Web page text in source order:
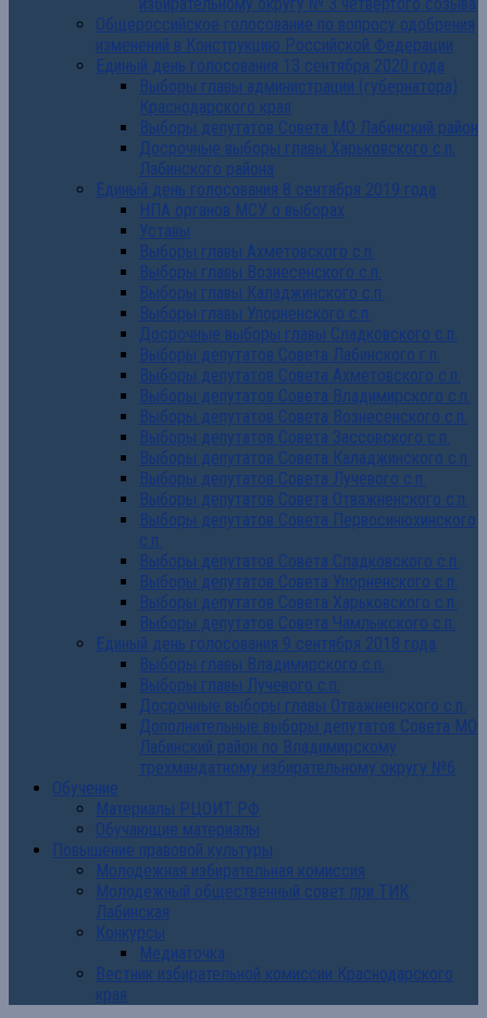
Общероссийское голосование по вопросу одобрения
изменений в Конструкцию Российской Федерации
Единый день голосования 13 сентября 2020 года
Выборы главы администрации (губернатора)
Краснодарского края
Выборы депутатов Совета МО Лабинский район
Досрочные выборы главы Харьковского с.п.
Лабинского района
Единый день голосования 8 сентября 2019 года
НПА органов МСУ о выборах
Уставы
Выборы главы Ахметовского с.п.
Выборы главы Вознесенского с.п.
Выборы главы Каладжинского с.п.
Выборы главы Упорненского с.п.
Досрочные выборы главы Сладковского с.п.
Выборы депутатов Совета Лабинского г.п.
Выборы депутатов Совета Ахметовского с.п.
Выборы депутатов Совета Владимирского с.п.
Выборы депутатов Совета Вознесенского с.п.
Выборы депутатов Совета Зассовского с.п.
Выборы депутатов Совета Каладжинского с.п.
Выборы депутатов Совета Лучевого с.п.
Выборы депутатов Совета Отважненского с.п.
Выборы депутатов Совета Первосинюхинского
с.п.
Выборы депутатов Совета Сладковского с.п.
Выборы депутатов Совета Упорненского с.п.
Выборы депутатов Совета Харьковского с.п.
Выборы депутатов Совета Чамлыкского с.п.
Единый день голосования 9 сентября 2018 года
Выборы главы Владимирского с.п.
Выборы главы Лучевого с.п.
Досрочные выборы главы Отважненского с.п.
Дополнительные выборы депутатов Совета МО
Лабинский район по Владимирскому
трехмандатному избирательному округу №6
Обучение
Материалы РЦОИТ РФ
Обучающие материалы
Повышение правовой культуры
Молодежная избирательная комиссия
Молодежный общественный совет при ТИК
Лабинская
Конкурсы
Медиаточка
Вестник избирательной комиссии Краснодарского
края